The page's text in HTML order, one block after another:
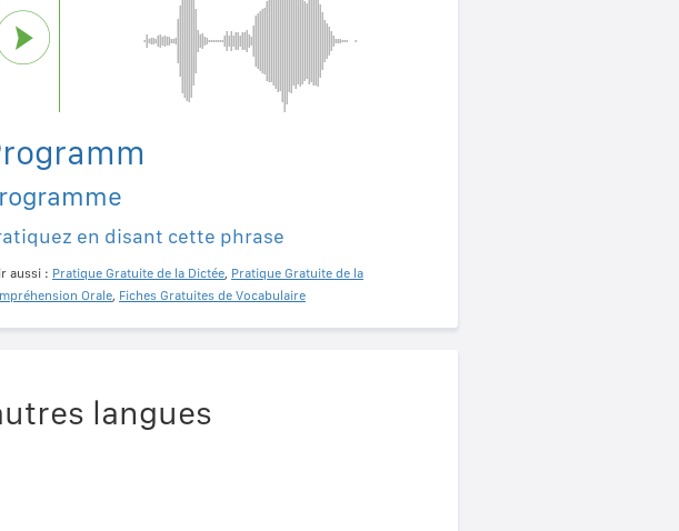
en disant cette phrase
aussi : Pratique Gratuite de la Dictée, Pratique Gratuite de la
Orale, Fiches Gratuites de Vocabulaire
langues